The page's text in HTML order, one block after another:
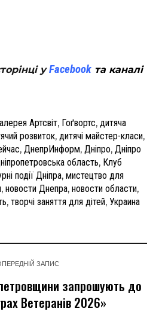
уFacebook та каналі
Артсвіт, Гоґвортс, дитяча
розвиток, дитячі майстер-класи,
, ДнепрИнформ, Дніпро, Дніпро
область, Клуб
події Дніпра, мистецтво для
, новости Днепра, новости области,
, творчі заняття для дітей, Украина
ЗАПИС
запрошують до
Ветеранів 2026»